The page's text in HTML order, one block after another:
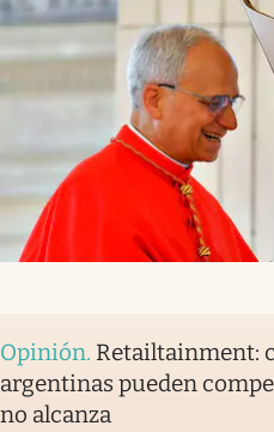
Opinión. Retailtainment:
argentinas pueden
no alcanza